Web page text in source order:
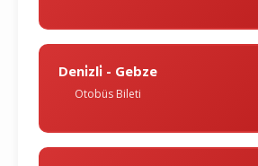
Deni̇zli̇ - Gebze
Otobüs Bileti